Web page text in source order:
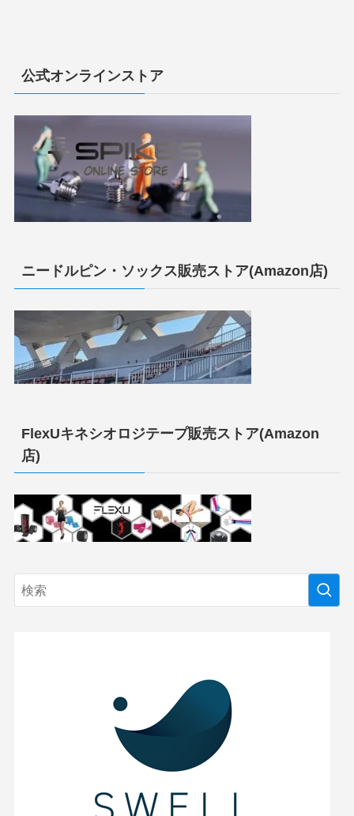
公式オンラインストア
ニードルピン・ソックス販売ストア(Amazon店)
FlexUキネシオロジテープ販売ストア(Amazon
店)